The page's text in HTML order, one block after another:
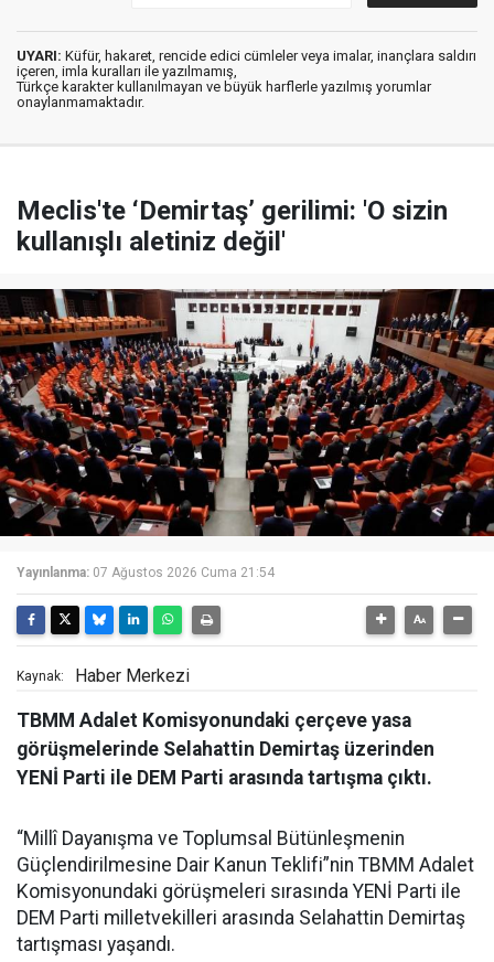
UYARI: Küfür, hakaret, rencide edici cümleler veya imalar, inançlara saldırı
içeren, imla kuralları ile yazılmamış,
Türkçe karakter kullanılmayan ve büyük harflerle yazılmış yorumlar
onaylanmamaktadır.
Meclis'te ‘Demirtaş’ gerilimi: 'O sizin
kullanışlı aletiniz değil'
Yayınlanma: 07 Ağustos 2026 Cuma 21:54
Kaynak: Haber Merkezi
TBMM Adalet Komisyonundaki çerçeve yasa
görüşmelerinde Selahattin Demirtaş üzerinden
YENİ Parti ile DEM Parti arasında tartışma çıktı.
“Millî Dayanışma ve Toplumsal Bütünleşmenin
Güçlendirilmesine Dair Kanun Teklifi”nin TBMM Adalet
Komisyonundaki görüşmeleri sırasında YENİ Parti ile
DEM Parti milletvekilleri arasında Selahattin Demirtaş
tartışması yaşandı.